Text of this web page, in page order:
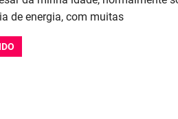
de energia, com muitas